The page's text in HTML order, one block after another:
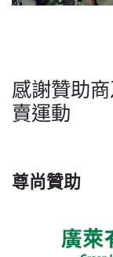
感謝贊助
賣運動
尊尚贊助